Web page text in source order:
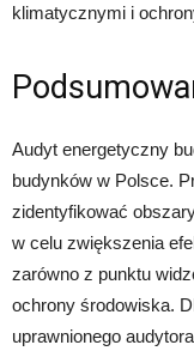
klimatycznymi i
Audyt energetyczny
budynków w Polsce.
zidentyfikować
w celu zwiększenia
zarówno z punktu
ochrony środowiska.
uprawnionego